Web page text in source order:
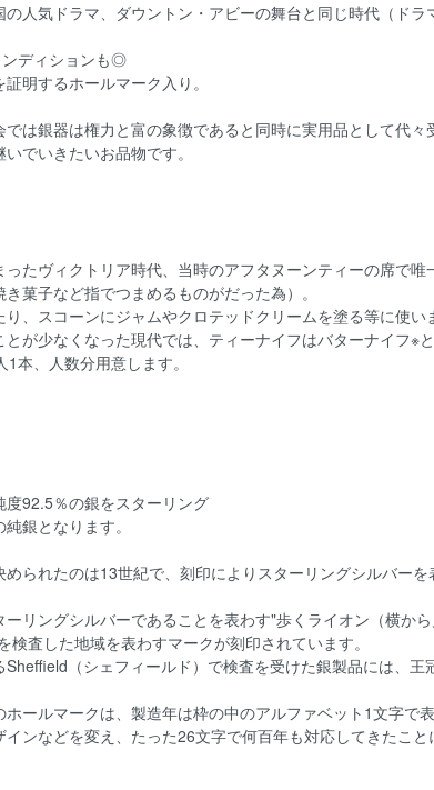
人気ドラマ、ダウントン・アビーの舞台と同じ時代（ド
ンディションも◎
明するホールマーク入り。
は銀器は権力と富の象徴であると同時に実用品として代々
でいきたいお品物です。
たヴィクトリア時代、当時のアフタヌーンティーの席で
菓子など指でつまめるものがだった為）。
、スコーンにジャムやクロテッドクリームを塗る等に使い
が少なくなった現代では、ティーナイフはバターナイフ※
本、人数分用意します。
92.5％の銀をスターリング
銀となります。
られたのは13世紀で、刻印によりスターリングシルバー
リングシルバーであることを表わす"歩くライオン（横か
査した地域を表わすマークが刻印されています。
Sheffield（シェフィールド）で検査を受けた銀製品には、王
ールマークは、製造年は枠の中のアルファベット1文字で表
ンなどを変え、たった26文字で何百年も対応してきたこと